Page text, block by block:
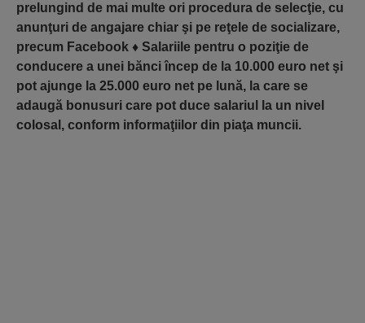
prelungind de mai multe ori procedura de selecţie, cu
anunţuri de angajare chiar şi pe reţele de socializare,
precum Facebook ♦ Salariile pentru o poziţie de
conducere a unei bănci încep de la 10.000 euro net şi
pot ajunge la 25.000 euro net pe lună, la care se
adaugă bonusuri care pot duce salariul la un nivel
colosal, conform informaţiilor din piaţa muncii.